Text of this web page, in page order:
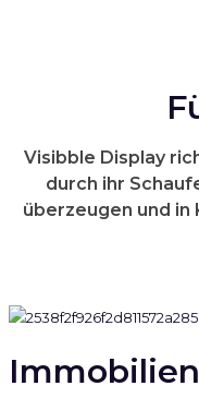
Visibble Display
durch ihr
überzeugen und in